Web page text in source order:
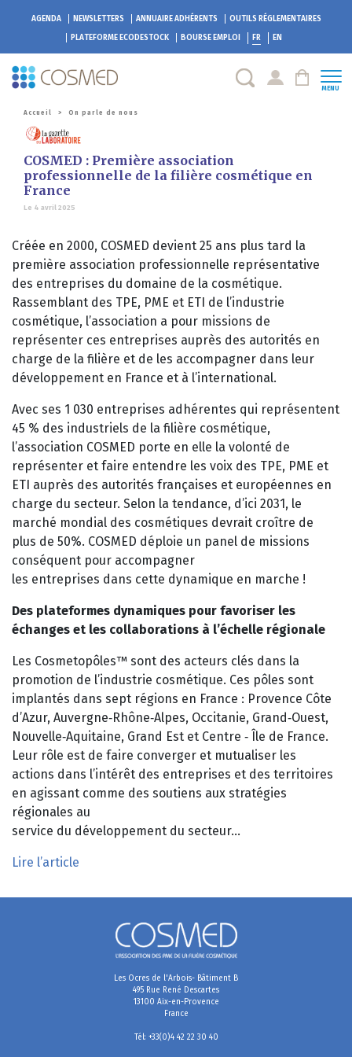
AGENDA NEWSLETTERS ANNUAIRE ADHÉRENTS
OUTILS RÉGLEMENTAIRES
PLATEFORME ECODESTOCK BOURSE EMPLOI FR EN
MENU
Accueil > On parle de nous
COSMED : Première association
professionnelle de la filière cosmétique en
France
Le 4 avril 2025
Créée en 2000, COSMED devient 25 ans plus tard la
première association professionnelle représentative
des entreprises du domaine de la cosmétique.
Rassemblant des TPE, PME et ETI de l’industrie
cosmétique, l’association a pour missions de
représenter ces entreprises auprès des autorités en
charge de la filière et de les accompagner dans leur
développement en France et à l’international.
Avec ses 1 030 entreprises adhérentes qui représentent
45 % des industriels de la filière cosmétique,
l’association COSMED porte en elle la volonté de
représenter et faire entendre les voix des TPE, PME et
ETI auprès des autorités françaises et européennes en
charge du secteur. Selon la tendance, d’ici 2031, le
marché mondial des cosmétiques devrait croître de
plus de 50%. COSMED déploie un panel de missions
conséquent pour accompagner
les entreprises dans cette dynamique en marche !
Des plateformes dynamiques pour favoriser les
échanges et les collaborations à l’échelle régionale
Les Cosmetopôles™ sont des acteurs clés dans la
promotion de l’industrie cosmétique. Ces pôles sont
implantés dans sept régions en France : Provence Côte
d’Azur, Auvergne‑Rhône‑Alpes, Occitanie, Grand‑Ouest,
Nouvelle‑Aquitaine, Grand Est et Centre ‑ Île de France.
Leur rôle est de faire converger et mutualiser les
actions dans l’intérêt des entreprises et des territoires
en agissant comme des soutiens aux stratégies
régionales au
service du développement du secteur…
Lire l’article
Les Ocres de l'Arbois- Bâtiment B
495 Rue René Descartes
13100 Aix-en-Provence
France
Tél: +33(0)4 42 22 30 40